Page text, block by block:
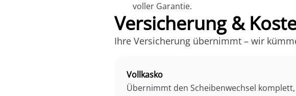
voller Garantie.
Versicherung &
Ihre Versicherung übernimmt – wir
Vollkasko
Übernimmt den Scheibenwechsel komplett,